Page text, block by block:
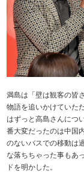
満島は「壁は観客の皆
物語を追いかけていた
はずっと高島さんにつ
番大変だったのは中国
のないバスでの移動は
な落ちちゃった事もあ
ドを明かした。